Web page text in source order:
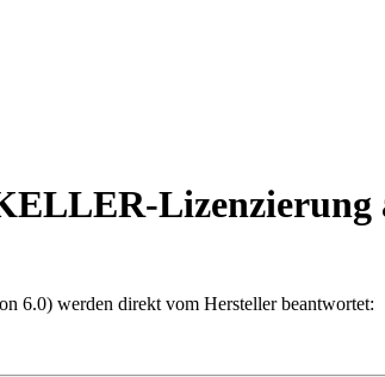
Lizenzierung
6.0) werden direkt vom Hersteller beantwortet: